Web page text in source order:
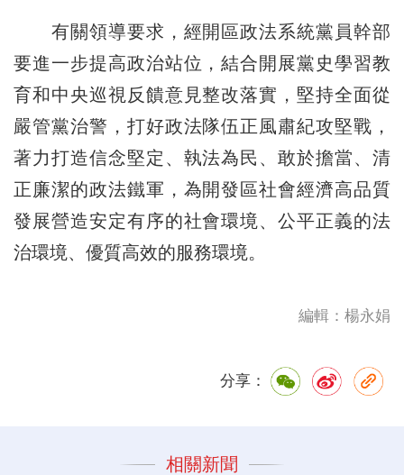
有關領導要求，經開區政法系統黨員幹部
要進一步提高政治站位，結合開展黨史學習教
育和中央巡視反饋意見整改落實，堅持全面從
嚴管黨治警，打好政法隊伍正風肅紀攻堅戰，
著力打造信念堅定、執法為民、敢於擔當、清
正廉潔的政法鐵軍，為開發區社會經濟高品質
發展營造安定有序的社會環境、公平正義的法
治環境、優質高效的服務環境。
編輯：楊永娟
分享：
相關新聞